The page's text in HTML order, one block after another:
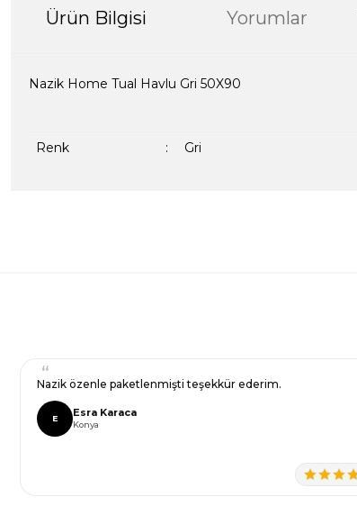
Ürün Bilgisi Yorumlar
Nazik Home Tual Havlu Gri 50X90
Renk : Gri
Bu ürüne benzer farklı alternatifler olmalı.
Nazik özenle paketlenmişti teşekkür ederim.
E Esra Karaca
Konya